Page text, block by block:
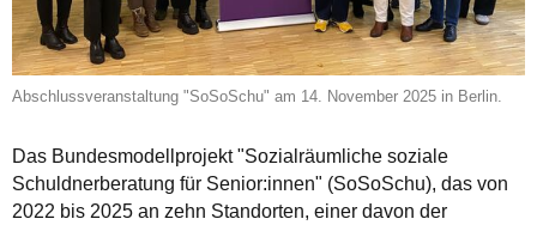
Abschlussveranstaltung "SoSoSchu" am 14. November 2025 in Berlin.
Das Bundesmodellprojekt "Sozialräumliche soziale
Schuldnerberatung für Senior:innen" (SoSoSchu), das von
2022 bis 2025 an zehn Standorten, einer davon der